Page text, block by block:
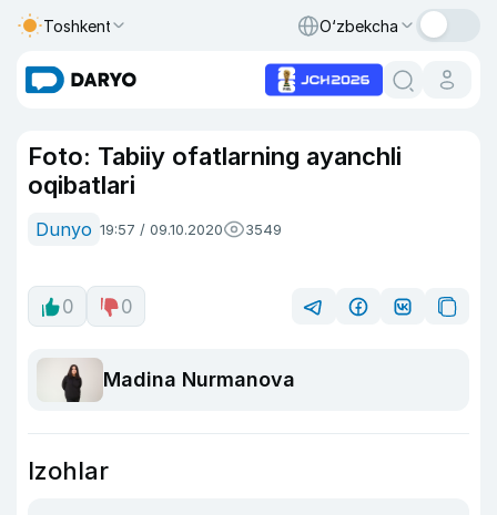
Toshkent O‘zbekcha
Foto: Tabiiy ofatlarning ayanchli
oqibatlari
Dunyo 19:57 / 09.10.2020 3549
0 0
Madina Nurmanova
Izohlar